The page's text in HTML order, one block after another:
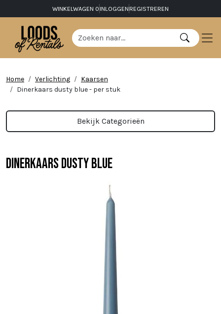
WINKELWAGEN 0 INLOGGEN REGISTREREN
Home Verlichting
Kaarsen
Dinerkaars dusty blue - per stuk
Bekijk Categorieën
Dinerkaars dusty blue